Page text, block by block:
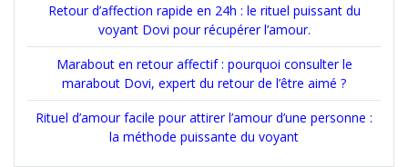
Retour d’affection rapide en 24h : le rituel puissant du
voyant Dovi pour récupérer l’amour.
Marabout en retour affectif : pourquoi consulter le
marabout Dovi, expert du retour de l’être aimé ?
Rituel d’amour facile pour attirer l’amour d’une personne :
la méthode puissante du voyant